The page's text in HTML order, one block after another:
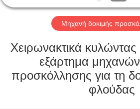
ΠΑΡΟΥΣΙΆΣΤΕ
ΠΕΡΊΠΟΥ
ΕΜΕΊΣ
Μηχανή δοκιμής
Χειρωνακτικά
εξάρτημα
προσκόλλησης για τη
φλούδας